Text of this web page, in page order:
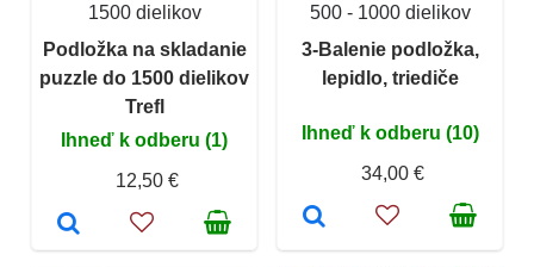
1500 dielikov
Podložka na skladanie
puzzle do 1500 dielikov
Trefl
Ihneď k odberu (1)
12,50 €
500 - 1000 dielikov
3-Balenie podložka,
lepidlo, triediče
Ihneď k odberu (10)
34,00 €